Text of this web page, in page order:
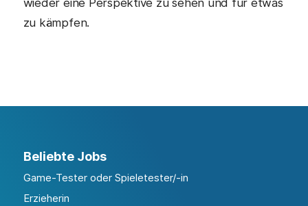
wieder eine Perspektive zu sehen und für etwas
zu kämpfen.
Beliebte Jobs
Game-Tester oder Spieletester/-in
Erzieherin